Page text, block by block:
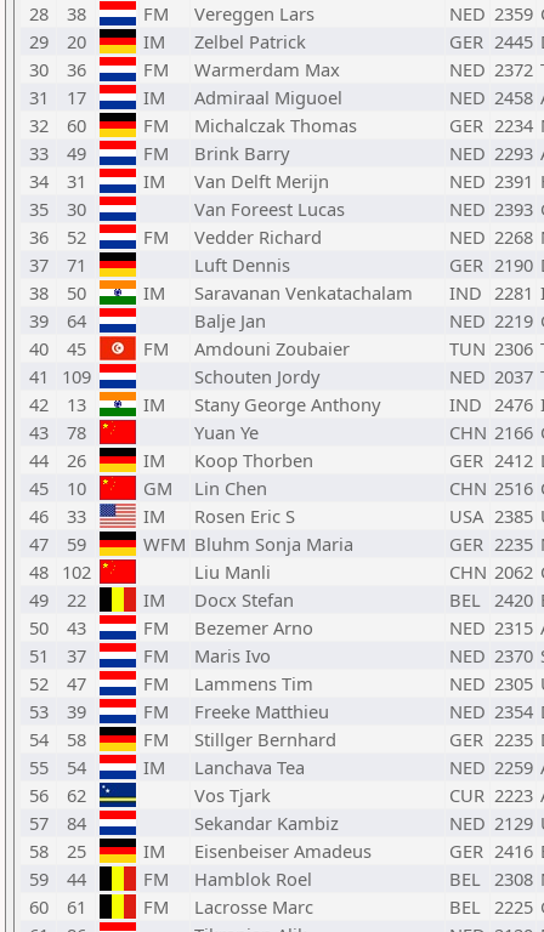
28
38 FM Vereggen Lars NED 2359
29
20 IM Zelbel Patrick GER 2445
30
36 FM Warmerdam Max NED 2372
31
17 IM Admiraal Miguoel NED 2458
32
60 FM Michalczak Thomas GER 2234
33
49 FM Brink Barry NED 2293
34
31 IM Van Delft Merijn NED 2391
35
30 Van Foreest Lucas NED 2393
36
52 FM Vedder Richard NED 2268
37
71 Luft Dennis GER 2190
38
50 IM Saravanan Venkatachalam IND 2281
39
64 Balje Jan NED 2219
40
45 FM Amdouni Zoubaier TUN 2306
41
109 Schouten Jordy NED 2037
42
13 IM Stany George Anthony IND 2476
43
78 Yuan Ye CHN 2166
44
26 IM Koop Thorben GER 2412
45
10 GM Lin Chen CHN 2516
46
33 IM Rosen Eric S USA 2385
47
59 WFM Bluhm Sonja Maria GER 2235
48 102 Liu Manli CHN 2062
49
22 IM Docx Stefan BEL 2420
50
43 FM Bezemer Arno NED 2315
51
37 FM Maris Ivo NED 2370
52
47 FM Lammens Tim NED 2305
53
39 FM Freeke Matthieu NED 2354
54
58 FM Stillger Bernhard GER 2235
55
54 IM Lanchava Tea NED 2259
56
62 Vos Tjark CUR 2223
57
84 Sekandar Kambiz NED 2129
58
25 IM Eisenbeiser Amadeus GER 2416
59
44 FM Hamblok Roel BEL 2308
60
61 FM Lacrosse Marc BEL 2225